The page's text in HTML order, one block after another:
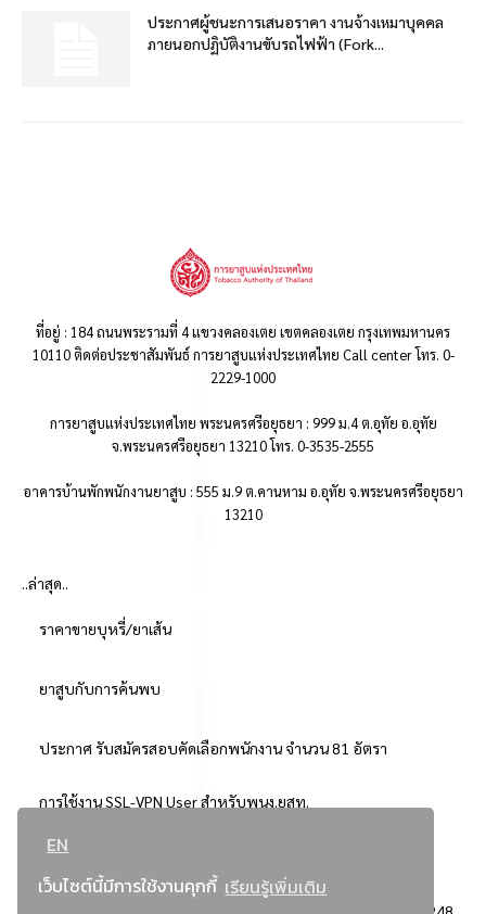
EN
เว็บไซต์นี้มีการใช้งานคุกกี้ เรียนรู้เพิ่มเติม
ประกาศผู้ชนะการเสนอราคา งานจ้างเหมาบุคคล
ภายนอกปฏิบัติงานขับรถไฟฟ้า (Fork...
ที่อยู่ : 184 ถนนพระรามที่ 4 แขวงคลองเตย เขตคลองเตย กรุงเทพมหานคร
10110 ติดต่อประชาสัมพันธ์ การยาสูบแห่งประเทศไทย Call center โทร. 0-
2229-1000
การยาสูบแห่งประเทศไทย พระนครศรีอยุธยา : 999 ม.4 ต.อุทัย อ.อุทัย
จ.พระนครศรีอยุธยา 13210 โทร. 0-3535-2555
อาคารบ้านพักพนักงานยาสูบ : 555 ม.9 ต.คานหาม อ.อุทัย จ.พระนครศรีอยุธยา
13210
..ล่าสุด..
ราคาขายบุหรี่/ยาเส้น
ยาสูบกับการค้นพบ
ประกาศ รับสมัครสอบคัดเลือกพนักงาน จำนวน 81 อัตรา
การใช้งาน SSL-VPN User สำหรับพนง.ยสท.
..ยอดนิยม..